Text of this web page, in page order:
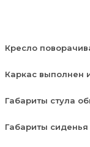
Кресло
Каркас выполнен
Габариты стула
Габариты